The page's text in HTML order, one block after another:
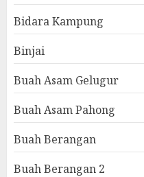
Bidara Kampung
Binjai
Buah Asam Gelugur
Buah Asam Pahong
Buah Berangan
Buah Berangan 2